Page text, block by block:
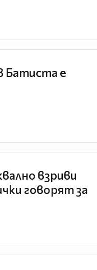
Батиста е
взриви
говорят за